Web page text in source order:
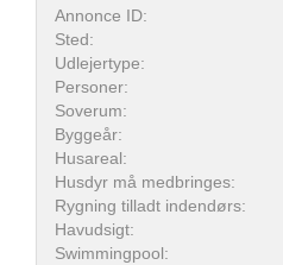
Annonce ID:
Sted:
Udlejertype:
Personer:
Soverum:
Byggeår:
Husareal:
Husdyr må medbringes:
Rygning tilladt indendørs:
Havudsigt:
Swimmingpool: